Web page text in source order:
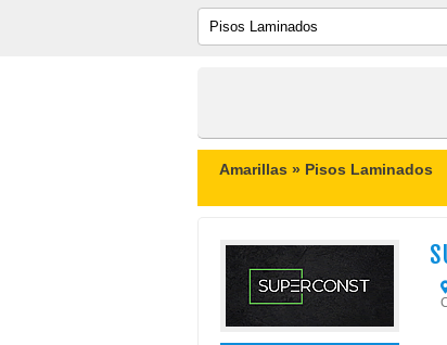
Amarillas » Pisos Laminados